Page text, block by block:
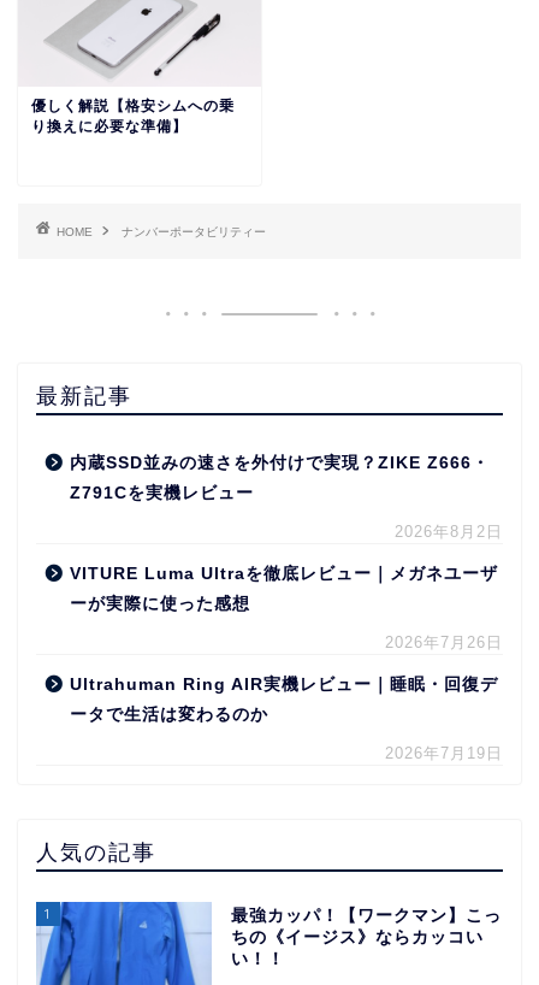
優しく解説【格安シムへの乗
り換えに必要な準備】
HOME ナンバーポータビリティー
最新記事
内蔵SSD並みの速さを外付けで実現？ZIKE Z666・
Z791Cを実機レビュー
2026年8月2日
VITURE Luma Ultraを徹底レビュー｜メガネユーザ
ーが実際に使った感想
2026年7月26日
Ultrahuman Ring AIR実機レビュー｜睡眠・回復デ
ータで生活は変わるのか
2026年7月19日
人気の記事
1
最強カッパ！【ワークマン】こっ
ちの《イージス》ならカッコい
い！！